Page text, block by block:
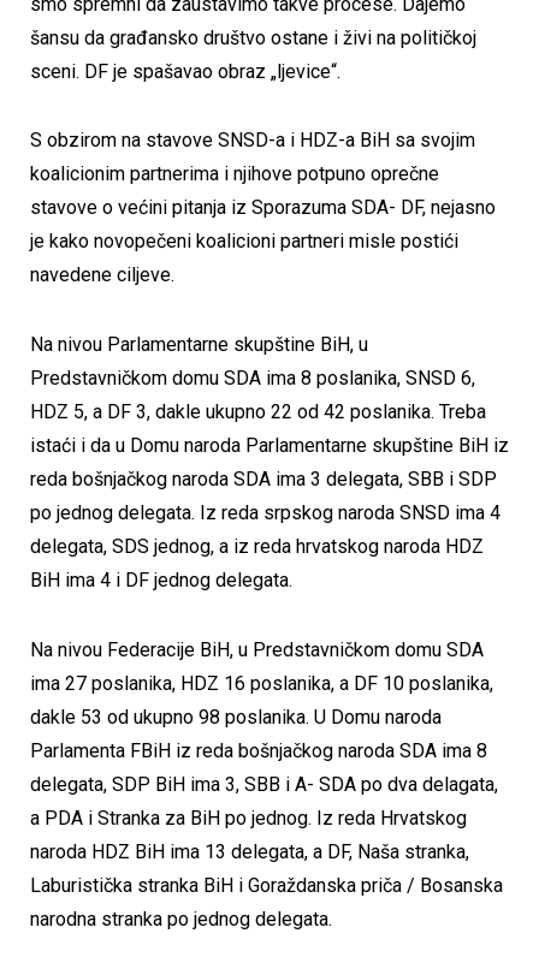
šansu da građansko društvo ostane i živi na političkoj
sceni. DF je spašavao obraz „ljevice“.
S obzirom na stavove SNSD-a i HDZ-a BiH sa svojim
koalicionim partnerima i njihove potpuno oprečne
stavove o većini pitanja iz Sporazuma SDA- DF, nejasno
je kako novopečeni koalicioni partneri misle postići
navedene ciljeve.
Na nivou Parlamentarne skupštine BiH, u
Predstavničkom domu SDA ima 8 poslanika, SNSD 6,
HDZ 5, a DF 3, dakle ukupno 22 od 42 poslanika. Treba
istaći i da u Domu naroda Parlamentarne skupštine BiH iz
reda bošnjačkog naroda SDA ima 3 delegata, SBB i SDP
po jednog delegata. Iz reda srpskog naroda SNSD ima 4
delegata, SDS jednog, a iz reda hrvatskog naroda HDZ
BiH ima 4 i DF jednog delegata.
Na nivou Federacije BiH, u Predstavničkom domu SDA
ima 27 poslanika, HDZ 16 poslanika, a DF 10 poslanika,
dakle 53 od ukupno 98 poslanika. U Domu naroda
Parlamenta FBiH iz reda bošnjačkog naroda SDA ima 8
delegata, SDP BiH ima 3, SBB i A- SDA po dva delagata,
a PDA i Stranka za BiH po jednog. Iz reda Hrvatskog
naroda HDZ BiH ima 13 delegata, a DF, Naša stranka,
Laburistička stranka BiH i Goraždanska priča / Bosanska
narodna stranka po jednog delegata.